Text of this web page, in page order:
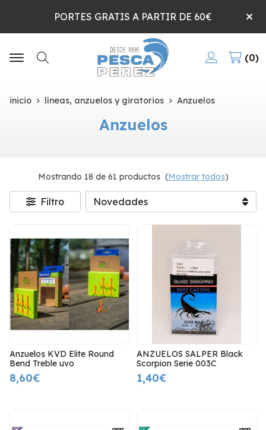
PORTES GRATIS A PARTIR DE 60€
Buscar
0
inicio líneas, anzuelos y giratorios Anzuelos
Anzuelos
Mostrando 18 de 61 productos (Mostrar todos)
Filtro
Anzuelos KVD Elite Round
Bend Treble uvo
8,60€
ANZUELOS SALPER Black
Scorpion Serie 003C
1,40€